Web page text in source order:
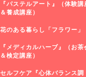
『パステルアート』（体験講
＆養成講座）
花のある暮らし「フラワー」
『メディカルハーブ』（お茶
＆検定講座）
セルフケア『心体バランス調